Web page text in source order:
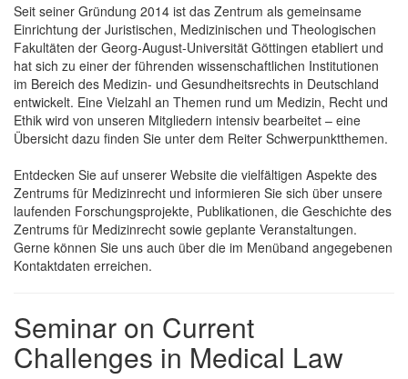
Seit seiner Gründung 2014 ist das Zentrum als gemeinsame
Einrichtung der Juristischen, Medizinischen und Theologischen
Fakultäten der Georg-August-Universität Göttingen etabliert und
hat sich zu einer der führenden wissenschaftlichen Institutionen
im Bereich des Medizin- und Gesundheitsrechts in Deutschland
entwickelt. Eine Vielzahl an Themen rund um Medizin, Recht und
Ethik wird von unseren Mitgliedern intensiv bearbeitet – eine
Übersicht dazu finden Sie unter dem Reiter Schwerpunktthemen.
Entdecken Sie auf unserer Website die vielfältigen Aspekte des
Zentrums für Medizinrecht und informieren Sie sich über unsere
laufenden Forschungsprojekte, Publikationen, die Geschichte des
Zentrums für Medizinrecht sowie geplante Veranstaltungen.
Gerne können Sie uns auch über die im Menüband angegebenen
Kontaktdaten erreichen.
Seminar on Current
Challenges in Medical Law